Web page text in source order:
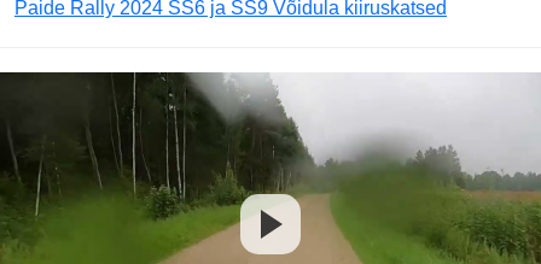
Paide Rally 2024 SS6 ja SS9 Võidula kiiruskatsed